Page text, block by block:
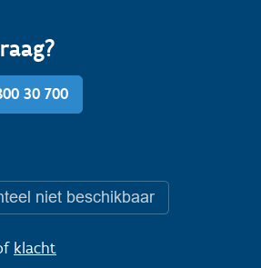
30 700
niet beschikbaar
klacht